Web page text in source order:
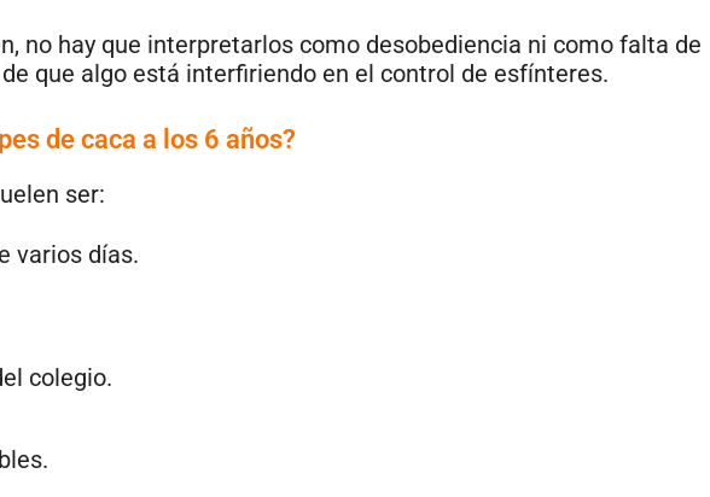
no hay que interpretarlos como desobediencia ni como falta de
que algo está interfiriendo en el control de esfínteres.
de caca a los 6 años?
ser:
varios días.
colegio.